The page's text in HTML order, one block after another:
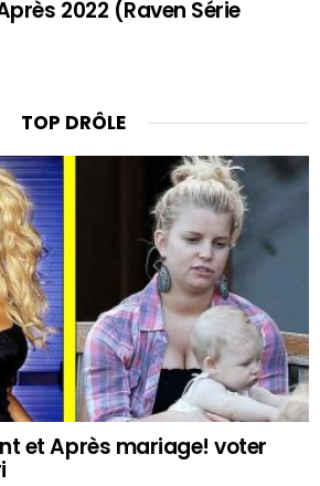
2022 (Raven Série
TOP DRÔLE
et Après mariage! voter